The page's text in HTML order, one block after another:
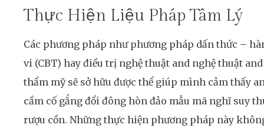
Thực Hiện Liệu Pháp Tâm Lý
Các phương pháp như phương pháp dấn thức –
vi (CBT) hay điều trị nghệ thuật and nghệ thuật and
thẩm mỹ sẽ sở hữu được thể giúp mình cảm thấy
cầm cố gắng đổi đông hòn đảo mẫu mã nghĩ suy
rượu cồn. Những thực hiện phương pháp này